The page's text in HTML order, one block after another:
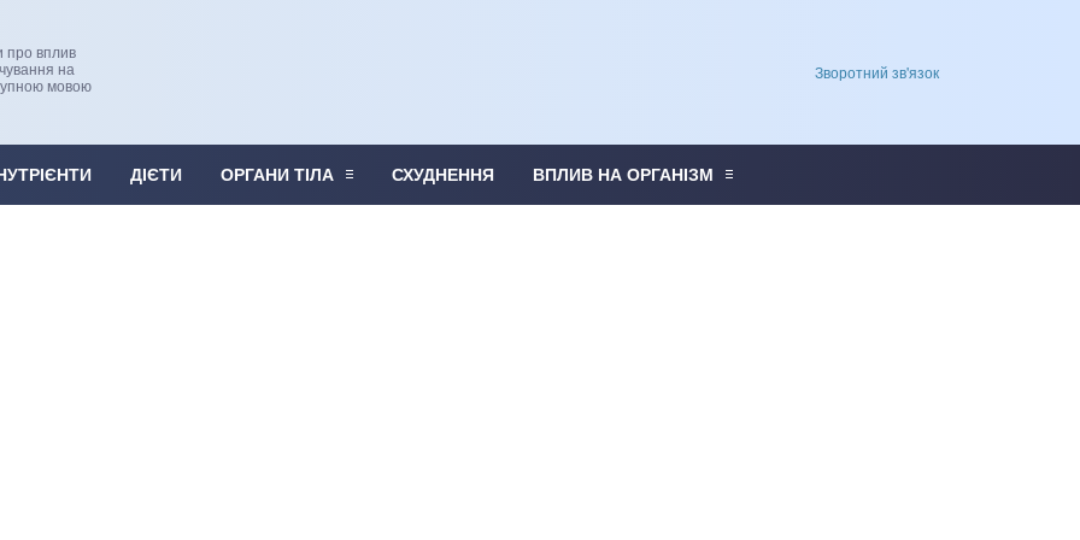
про вплив
на
мовою
ДІЄТИ ОРГАНИ ТІЛА СХУДНЕННЯ ВПЛИВ НА ОРГАНІЗМ
Зворотний зв'язок